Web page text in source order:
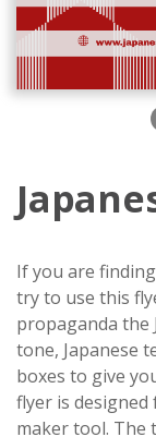
If you are
try to use this
propaganda the
tone, Japanese
boxes to give
flyer is designed
maker tool. The